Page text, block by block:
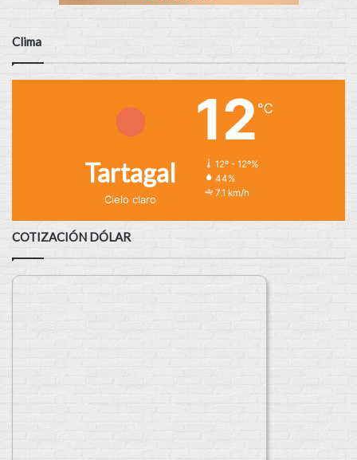
Clima
Tartagal
Cielo claro
12 ℃
12º - 12º%
44%
7.1 km/h
COTIZACIÓN DÓLAR